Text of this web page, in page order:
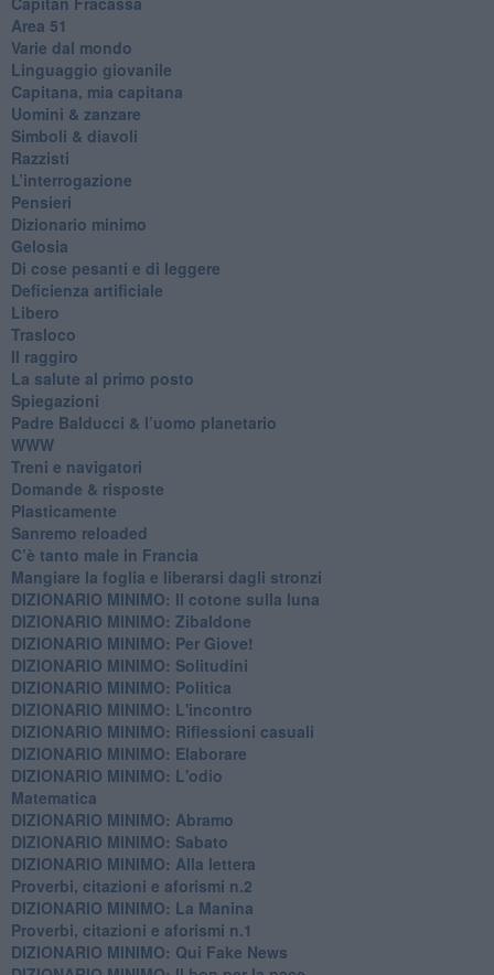
​Area 51
Varie dal mondo
​Linguaggio giovanile
​Capitana, mia capitana
Uomini & zanzare
​Simboli & diavoli
Razzisti
​L’interrogazione
Pensieri
​Dizionario minimo
Gelosia
Di cose pesanti e di leggere
​Deficienza artificiale
Libero
Trasloco
Il raggiro
​La salute al primo posto
Spiegazioni
Padre Balducci & l’uomo planetario
WWW
​Treni e navigatori
​Domande & risposte
​Plasticamente
Sanremo reloaded
C’è tanto male in Francia
​Mangiare la foglia e liberarsi dagli stronzi
DIZIONARIO MINIMO: Il cotone sulla luna
DIZIONARIO MINIMO: Zibaldone
DIZIONARIO MINIMO: Per Giove!
DIZIONARIO MINIMO: Solitudini
DIZIONARIO MINIMO: Politica
DIZIONARIO MINIMO: L'incontro
DIZIONARIO MINIMO: Riflessioni casuali
DIZIONARIO MINIMO: Elaborare
DIZIONARIO MINIMO: L'odio
​Matematica
DIZIONARIO MINIMO: Abramo
DIZIONARIO MINIMO: Sabato
​DIZIONARIO MINIMO: Alla lettera
Proverbi, citazioni e aforismi n.2
DIZIONARIO MINIMO: La Manina
​Proverbi, citazioni e aforismi n.1
DIZIONARIO MINIMO: Qui Fake News